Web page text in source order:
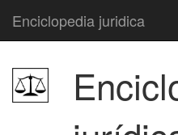
Enciclopedia juridica